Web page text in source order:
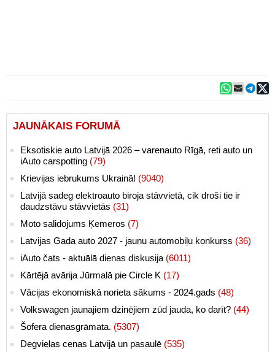
JAUNĀKAIS FORUMĀ
Eksotiskie auto Latvijā 2026 – varenauto Rīgā, reti auto un
iAuto carspotting (79)
Krievijas iebrukums Ukrainā! (9040)
Latvijā sadeg elektroauto biroja stāvvietā, cik droši tie ir
daudzstāvu stāvvietās (31)
Moto salidojums Ķemeros (7)
Latvijas Gada auto 2027 - jaunu automobiļu konkurss (36)
iAuto čats - aktuālā dienas diskusija (6011)
Kārtējā avārija Jūrmalā pie Circle K (17)
Vācijas ekonomiskā norieta sākums - 2024.gads (48)
Volkswagen jaunajiem dzinējiem zūd jauda, ko darīt? (44)
Šofera dienasgrāmata. (5307)
Degvielas cenas Latvijā un pasaulē (535)